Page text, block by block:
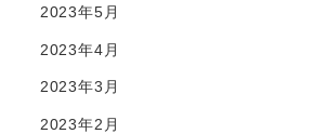
2023年5月
2023年4月
2023年3月
2023年2月